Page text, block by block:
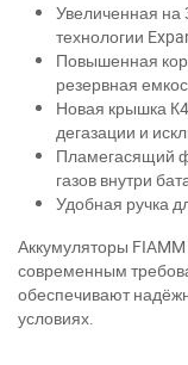
Увеличенная на
технологии
Повышенная
резервная
Новая крышка
дегазации и
Пламегасящий
газов внутри
Удобная ручка
Аккумуляторы
современным
обеспечивают
условиях.